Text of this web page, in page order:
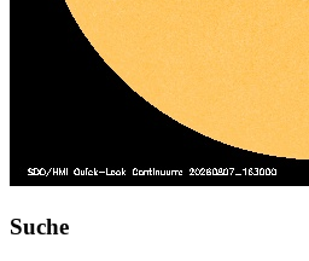
Suche